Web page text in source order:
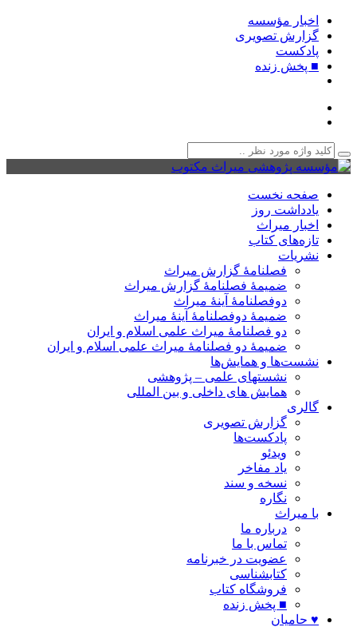
اخبار مؤسسه
گزارش تصویری
پادکست‌
■ پخش زنده
صفحه نخست
یادداشت روز
اخبار میراث
تازه‌های کتاب
نشریات
فصلنامۀ گزارش میراث
ضمیمۀ فصلنامۀ گزارش میراث
دوفصلنامۀ آینۀ میراث
ضمیمۀ دوفصلنامۀ آینۀ میراث
دو فصلنامۀ میراث علمی اسلام و ایران
ضمیمۀ دو فصلنامۀ میراث علمی اسلام و ایران
نشست‌ها و همایش‌ها
نشستهای علمی – پژوهشی
همایش های داخلی و بین المللی
گالری
گزارش تصویری
پادکست‌ها
ویدئو
یاد مفاخر
نسخه و سند
نگاره
با میراث
درباره ما
تماس با ما
عضویت در خبرنامه
کتابشناسی
فروشگاه کتاب
■ پخش زنده
♥ حامیان